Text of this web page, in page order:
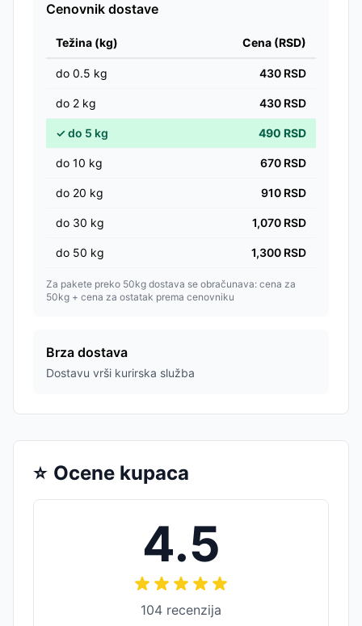
Cenovnik dostave
Težina (kg) Cena (RSD)
do 0.5 kg 430 RSD
do 2 kg 430 RSD
✓do 5 kg 490 RSD
do 10 kg 670 RSD
do 20 kg 910 RSD
do 30 kg 1,070 RSD
do 50 kg 1,300 RSD
Za pakete preko 50kg dostava se obračunava: cena za
50kg + cena za ostatak prema cenovniku
Brza dostava
Dostavu vrši kurirska služba
⭐ Ocene kupaca
4.5
104 recenzija